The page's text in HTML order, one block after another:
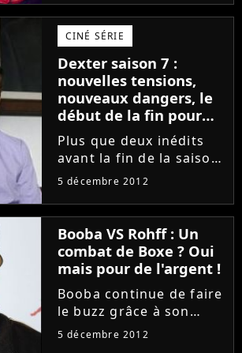
amplement profité de
son passage à
Amsterdam pour faire
la tournée des coffee-
shops. Évidemment, il...
CINÉ SÉRIE
Dexter saison 7 :
nouvelles tensions,
nouveaux dangers, le
début de la fin pour
les personnages !
(RESUME)
Plus que deux inédits
avant la fin de la saison
7 de Dexter ! Et après
peut être sûr d'une
chose : tout va changer
dans la série. La tension
n'a jamais été...
5 décembre 2012
Booba VS Rohff : Un
combat de Boxe ? Oui
mais pour de l'argent !
Booba continue de faire
le buzz grâce à son
clash avec Rohff.
5 décembre 2012